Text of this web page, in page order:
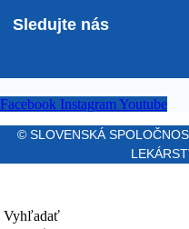
Sledujte nás
Facebook Instagram Youtube
© SLOVENSKÁ
Vyhľadať